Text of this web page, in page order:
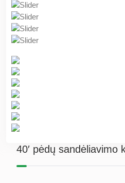
40′ pėdų sandėliavimo